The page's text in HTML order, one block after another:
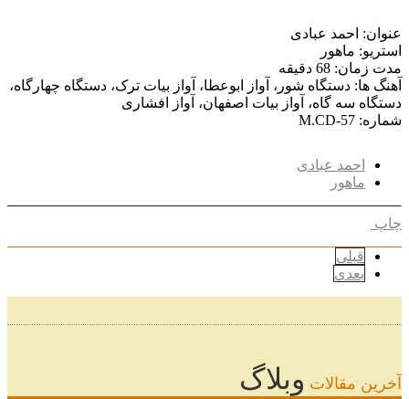
عنوان: احمد عبادی
استریو: ماهور
مدت زمان: 68 دقیقه
آهنگ ها: دستگاه شور، آواز ابوعطا، آواز بیات ترک، دستگاه چهارگاه،
دستگاه سه گاه، آواز بیات اصفهان، آواز افشاری
شماره: M.CD-57
احمد عبادی
ماهور
چاپ
قبلی
بعدی
آخرین مقالات وبلاگ